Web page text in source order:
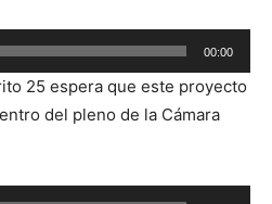
00:00
25 espera que este proyecto
del pleno de la Cámara